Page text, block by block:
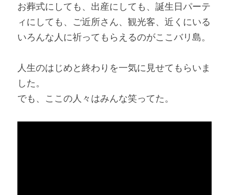
お葬式にしても、出産にしても、誕生日パーテ
ィにしても、ご近所さん、観光客、近くにいる
いろんな人に祈ってもらえるのがここバリ島。
人生のはじめと終わりを一気に見せてもらいま
した。
でも、ここの人々はみんな笑ってた。